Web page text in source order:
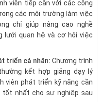
viên tiếp cận với các công
các môi trường làm việc
chỉ giúp nâng cao nghề
lưới quan hệ và cơ hội việc
triển cá nhân: Chương trình
kết hợp giảng dạy lý
viên phát triển kỹ năng cần
nhất cho sự nghiệp sau